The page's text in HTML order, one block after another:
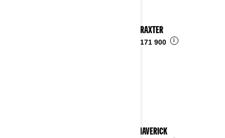
2023 TRAXTER
kr 171 900 i
2023 MAVERICK